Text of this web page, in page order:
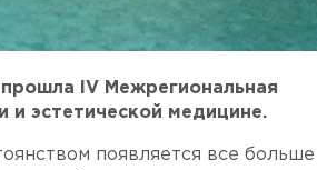
прошла IV Межрегиональная
и эстетической медицине.
появляется все